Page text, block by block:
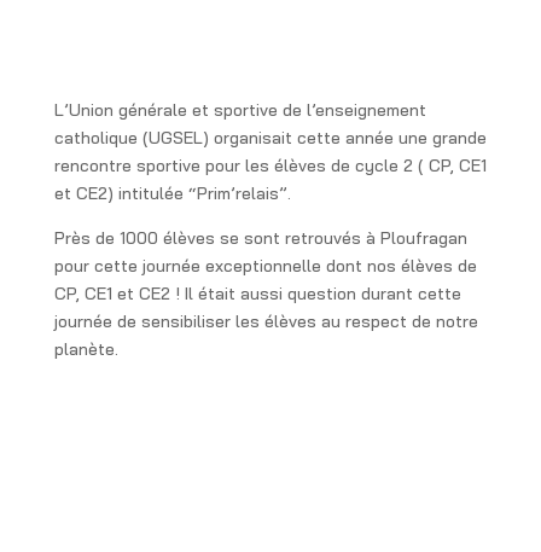
L’Union générale et sportive de l’enseignement
catholique (UGSEL) organisait cette année une grande
rencontre sportive pour les élèves de cycle 2 ( CP, CE1
et CE2) intitulée “Prim’relais”.
Près de 1000 élèves se sont retrouvés à Ploufragan
pour cette journée exceptionnelle dont nos élèves de
CP, CE1 et CE2 ! Il était aussi question durant cette
journée de sensibiliser les élèves au respect de notre
planète.